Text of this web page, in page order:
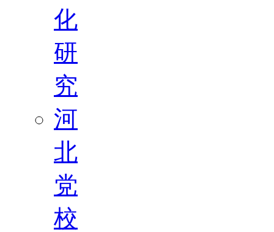
化
研
究
河
北
党
校